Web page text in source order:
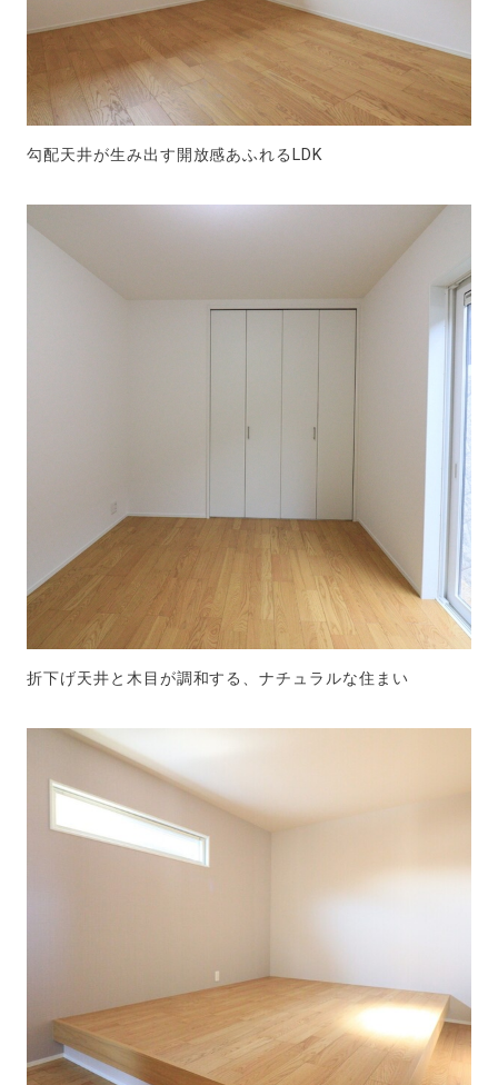
勾配天井が生み出す開放感あふれるLDK
折下げ天井と木目が調和する、ナチュラルな住まい